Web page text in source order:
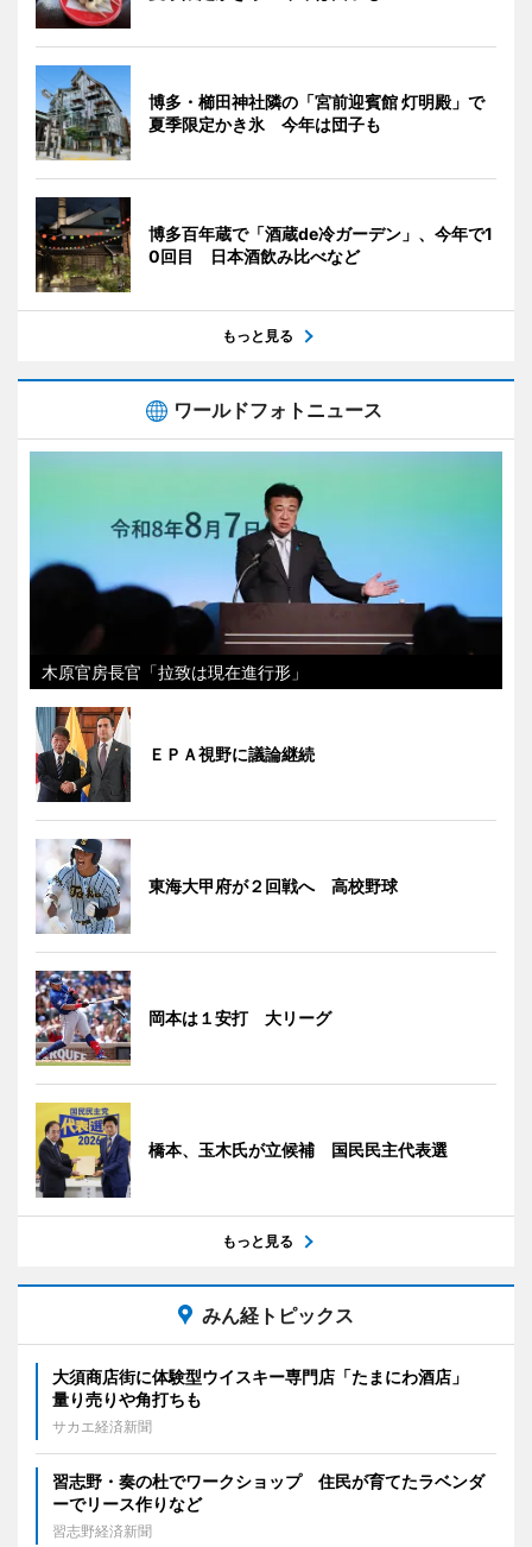
博多・櫛田神社隣の「宮前迎賓館 灯明殿」で
夏季限定かき氷 今年は団子も
博多百年蔵で「酒蔵de冷ガーデン」、今年で1
0回目 日本酒飲み比べなど
もっと見る
ワールドフォトニュース
木原官房長官「拉致は現在進行形」
ＥＰＡ視野に議論継続
東海大甲府が２回戦へ 高校野球
岡本は１安打 大リーグ
橋本、玉木氏が立候補 国民民主代表選
もっと見る
みん経トピックス
大須商店街に体験型ウイスキー専門店「たまにわ酒店」
量り売りや角打ちも
サカエ経済新聞
習志野・奏の杜でワークショップ 住民が育てたラベンダ
ーでリース作りなど
習志野経済新聞